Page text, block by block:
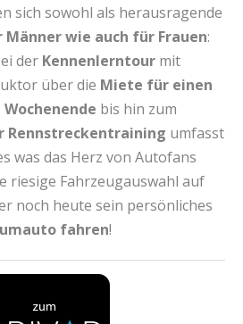
sich sowohl als herausragende
Männer wie auch für Frauen:
der Kennenlerntour mit
über die Miete für einen
bis hin zum
Rennstreckentraining umfasst
was das Herz von Autofans
riesige Fahrzeugauswahl auf
noch heute sein persönliches
fahren!